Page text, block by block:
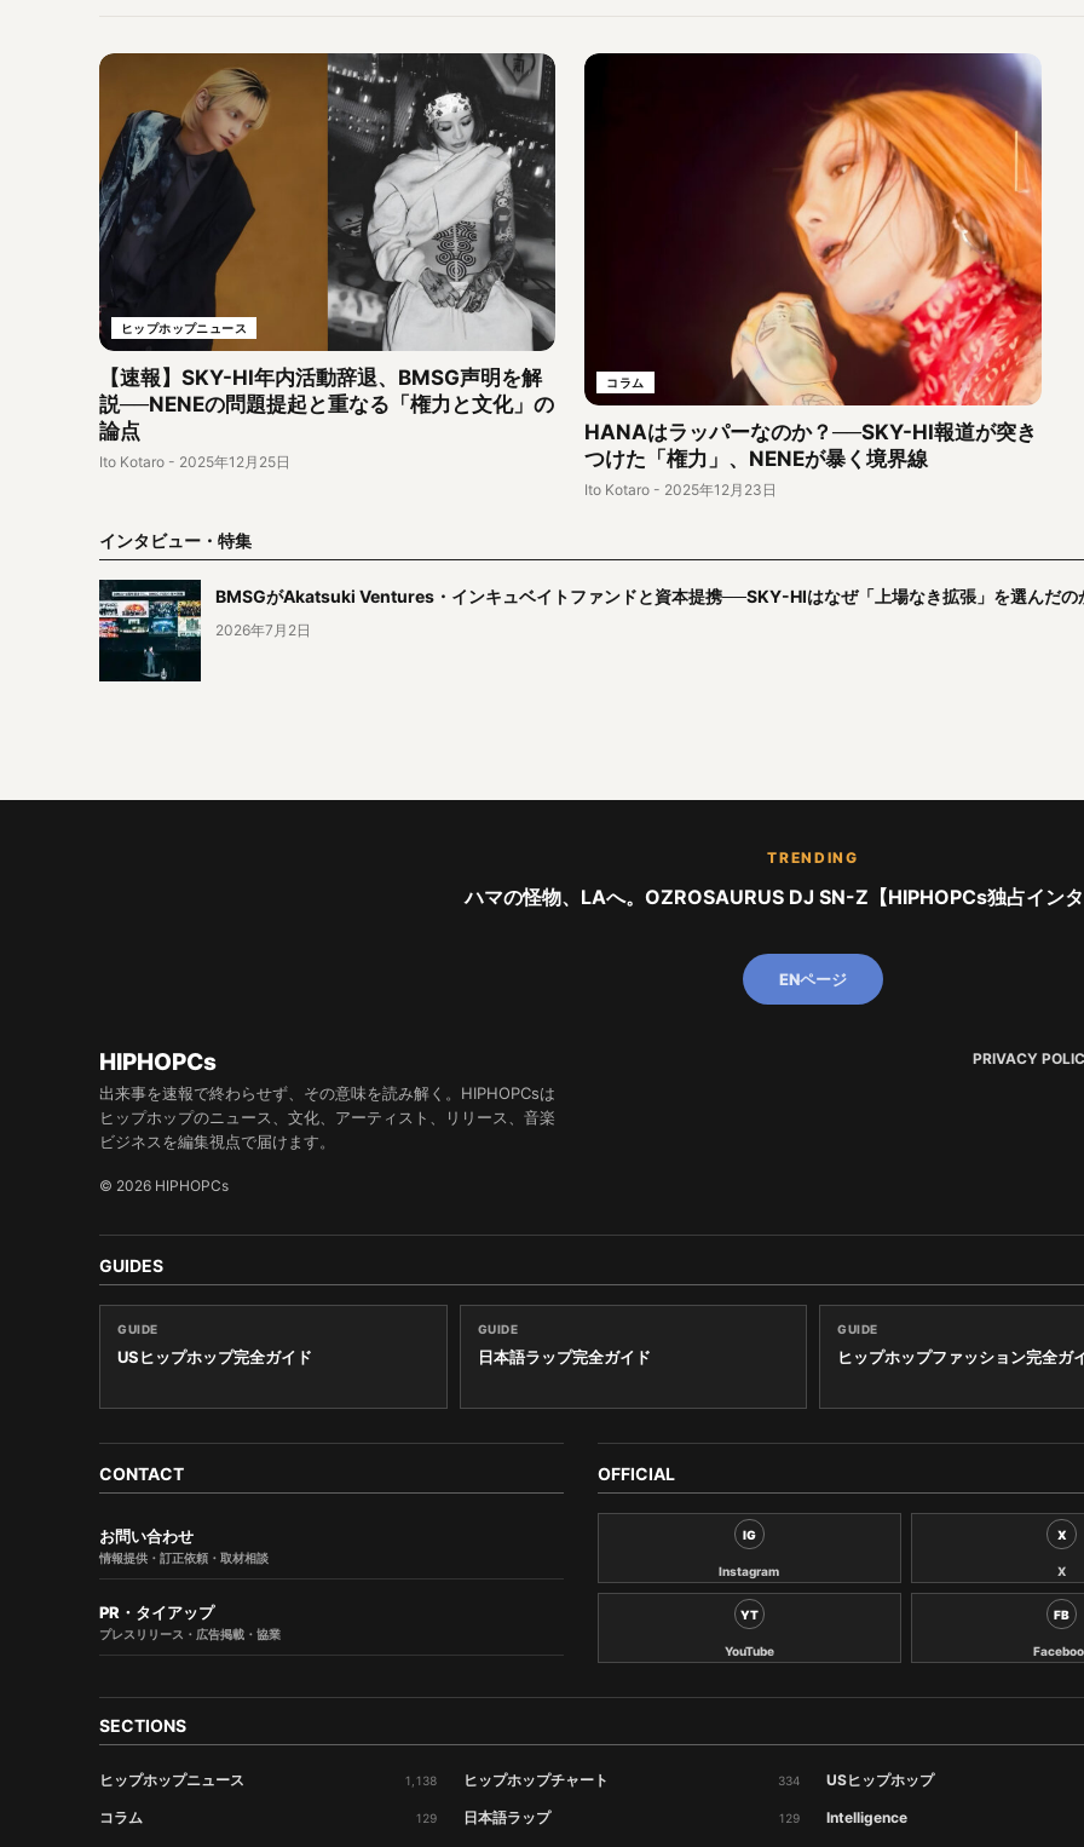
ヒップホップニュース
【速報】SKY-HI年内活動辞退、BMSG声明を解
説──NENEの問題提起と重なる「権力と文化」の
論点
Ito Kotaro - 2025年12月25日
コラム
HANAはラッパーなのか？──SKY-HI報道が突き
つけた「権力」、NENEが暴く境界線
Ito Kotaro - 2025年12月23日
インタビュー・特集
BMSGがAkatsuki Ventures・インキュベイトファンドと資本提携──SKY-HIはなぜ「上場なき拡張」を選んだの
2026年7月2日
TRENDING
ハマの怪物、LAへ。OZROSAURUS DJ SN-Z【HIPHOPCs独占イン
ENページ
HIPHOPCs
出来事を速報で終わらせず、その意味を読み解く。HIPHOPCsは
ヒップホップのニュース、文化、アーティスト、リリース、音楽
ビジネスを編集視点で届けます。
© 2026 HIPHOPCs
PRIVACY
GUIDES
GUIDE
USヒップホップ完全ガイド
GUIDE
日本語ラップ完全ガイド
GUIDE
ヒップホップファッション完全ガ
CONTACT
お問い合わせ
情報提供・訂正依頼・取材相談
PR・タイアップ
プレスリリース・広告掲載・協業
OFFICIAL
IG
Instagram
X
X
YT
YouTube
FB
SECTIONS
ヒップホップニュース 1,138 ヒップホップチャート 334 USヒップホップ
コラム 129 日本語ラップ 129 Intelligence